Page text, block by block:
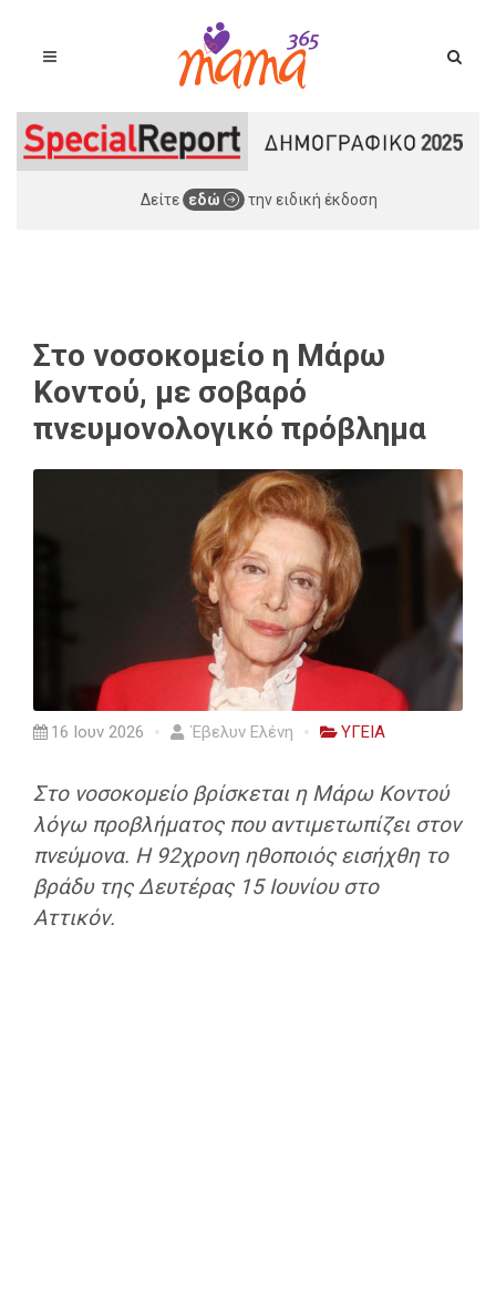
Δείτε εδώ την ειδική έκδοση
Στο νοσοκομείο η Μάρω
Κοντού, με σοβαρό
πνευμονολογικό πρόβλημα
16 Ιουν 2026 Έβελυν Ελένη ΥΓΕΙΑ
Στο νοσοκομείο βρίσκεται η Μάρω Κοντού
λόγω προβλήματος που αντιμετωπίζει στον
πνεύμονα. Η 92χρονη ηθοποιός εισήχθη το
βράδυ της Δευτέρας 15 Ιουνίου στο
Αττικόν.